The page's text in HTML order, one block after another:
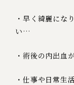
・早く綺麗にな
い…
・術後の内出血
・仕事や日常生